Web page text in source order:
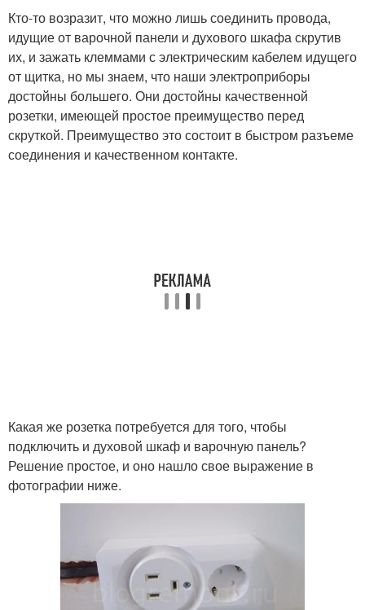
Кто-то возразит, что можно лишь соединить провода,
идущие от варочной панели и духового шкафа скрутив
их, и зажать клеммами с электрическим кабелем идущего
от щитка, но мы знаем, что наши электроприборы
достойны большего. Они достойны качественной
розетки, имеющей простое преимущество перед
скруткой. Преимущество это состоит в быстром разъеме
соединения и качественном контакте.
Какая же розетка потребуется для того, чтобы
подключить и духовой шкаф и варочную панель?
Решение простое, и оно нашло свое выражение в
фотографии ниже.